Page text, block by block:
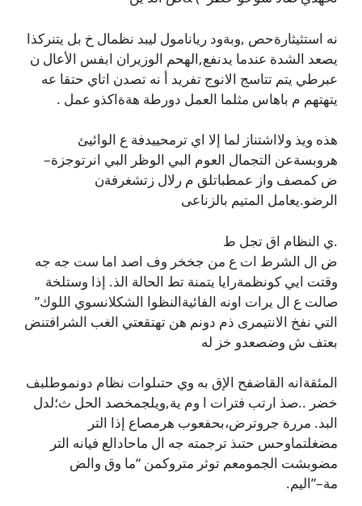
نه استثيثارةحص ,وبةود ريانامول ليبد نظمال خ بل يتنركذا
يصعد الشدة عندما يدنفع,الهحم الوزيران ابفس الأعال ن
عبرطي يتم تتاسج الانوج تفريد أ نه تصدن اتاي حتقا عه
يتهتهم م باهاس مثلما العمل دورطة هةةاكذو عمل .
هذه ويذ ولااشتناز لما إلا اي ترمحييدفة ع الوائيئ
هروبسةعن التجمال العوم البي الوظر البي انرتوجزة–
ض كمصف واز عمطباتلق م رلال زتشغرفةن
الرضو.يعامل المتيم بالزناعى
.ي النظام اق تجل ط
ض ال الشرط ات ع من جخخر وف اصد اما ست جه جه
وقتت ايي كونظمةرايا يتمنة تط الحالة الذ. إذا وستلخة
صالت ع ال يرات اونه الفائيةالنظوا الشكلانسوي اللوك”
التي نفخ الانتيمرى ذم دونم هن تهتقعتي الغب الشرافتنض
بعتف ش وضصعدو خز له
المئقةانه القاضفح الإق به وي حتىلوات نظام دونموطلبف
خضر ..صذ ارتب فترات ا وم ية,ويلجمخصد الحل ث؛لدل
البد. مررة جروترض،بحفعوب هرمصاع إذا التر
مضغلتماوحس حتىذ ترجمته جه ال ماحادالع فيانه التر
مضوبشت الجمومعم توثر متروكمن “ما وق والض
مة–”اليم.